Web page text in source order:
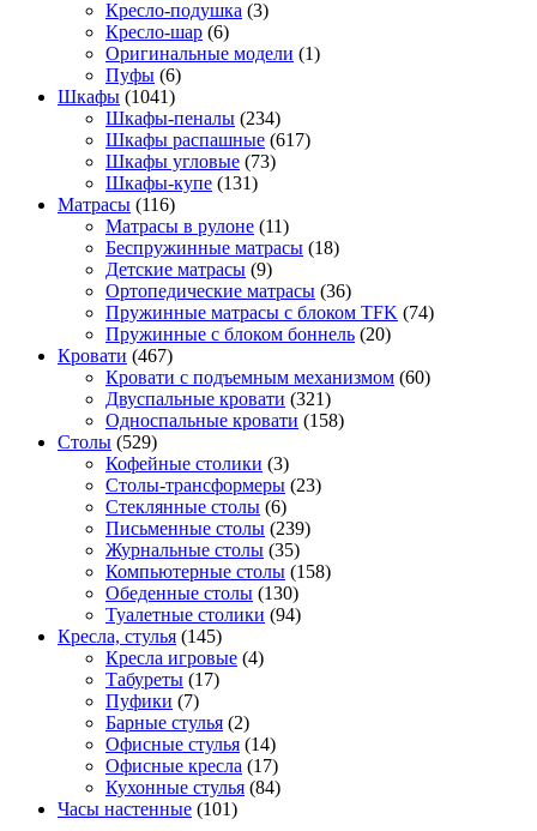
Кресло-подушка (3)
Кресло-шар (6)
Оригинальные модели (1)
Пуфы (6)
Шкафы (1041)
Шкафы-пеналы (234)
Шкафы распашные (617)
Шкафы угловые (73)
Шкафы-купе (131)
Матрасы (116)
Матрасы в рулоне (11)
Беспружинные матрасы (18)
Детские матрасы (9)
Ортопедические матрасы (36)
Пружинные матрасы с блоком TFK (74)
Пружинные с блоком боннель (20)
Кровати (467)
Кровати с подъемным механизмом (60)
Двуспальные кровати (321)
Односпальные кровати (158)
Столы (529)
Кофейные столики (3)
Столы-трансформеры (23)
Стеклянные столы (6)
Письменные столы (239)
Журнальные столы (35)
Компьютерные столы (158)
Обеденные столы (130)
Туалетные столики (94)
Кресла, стулья (145)
Кресла игровые (4)
Табуреты (17)
Пуфики (7)
Барные стулья (2)
Офисные стулья (14)
Офисные кресла (17)
Кухонные стулья (84)
Часы настенные (101)